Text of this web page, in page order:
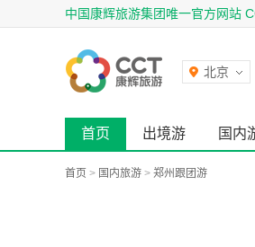
中国康辉旅游集团唯一官方网站
北京
首页 出境游 国内
首页 > 国内旅游 > 郑州跟团游